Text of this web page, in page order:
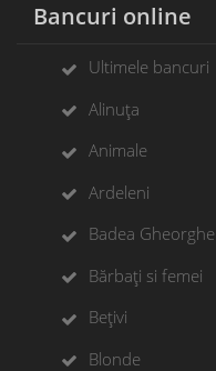
Bancuri online
Ultimele bancuri
Alinuța
Animale
Ardeleni
Badea Gheorghe
Bărbați si femei
Bețivi
Blonde